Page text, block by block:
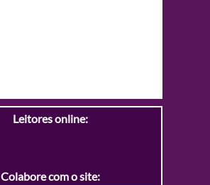
Leitores online:
Colabore com o site: